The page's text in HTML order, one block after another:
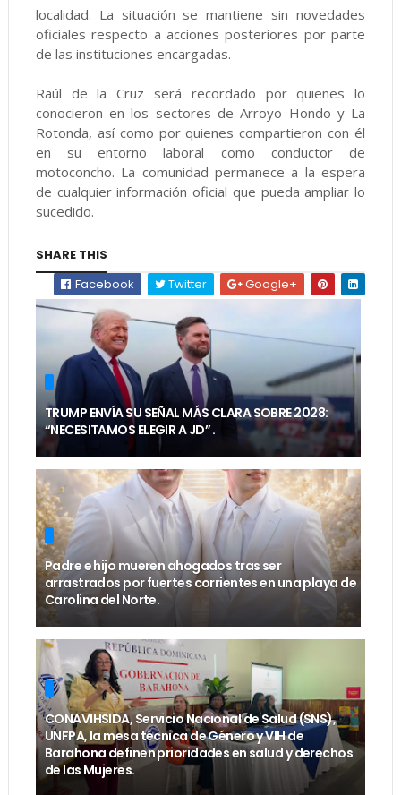
localidad. La situación se mantiene sin novedades
oficiales respecto a acciones posteriores por parte
de las instituciones encargadas.
Raúl de la Cruz será recordado por quienes lo
conocieron en los sectores de Arroyo Hondo y La
Rotonda, así como por quienes compartieron con él
en su entorno laboral como conductor de
motoconcho. La comunidad permanece a la espera
de cualquier información oficial que pueda ampliar lo
sucedido.
SHARE THIS
Facebook
Twitter Google+
TRUMP ENVÍA SU SEÑAL MÁS CLARA SOBRE 2028:
“NECESITAMOS ELEGIR A JD” .
Padre e hijo mueren ahogados tras ser
arrastrados por fuertes corrientes en una playa de
Carolina del Norte.
CONAVIHSIDA, Servicio Nacional de Salud (SNS),
UNFPA, la mesa técnica de Género y VIH de
Barahona definen prioridades en salud y derechos
de las Mujeres.